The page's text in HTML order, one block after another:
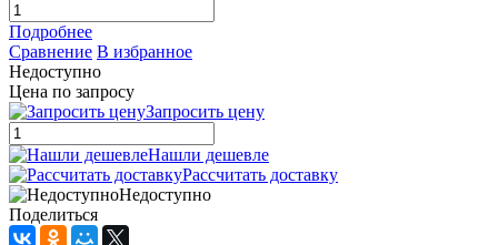
Подробнее
Сравнение В избранное
Недоступно
Цена по запросу
Запросить цену
Нашли дешевле
Рассчитать доставку
Недоступно
Поделиться